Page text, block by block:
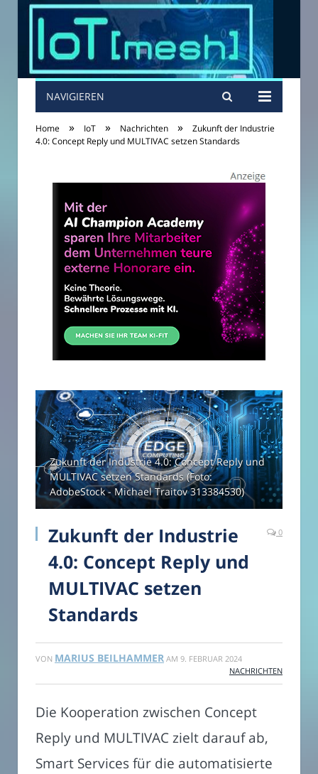
NAVIGIEREN
Home » IoT » Nachrichten »
Zukunft der Industrie
4.0: Concept Reply und MULTIVAC setzen Standards
Zukunft der Industrie 4.0: Concept Reply und
MULTIVAC setzen Standards (Foto:
AdobeStock - Michael Traitov 313384530)
Zukunft der Industrie
4.0: Concept Reply und
MULTIVAC setzen
Standards
0
VON MARIUS BEILHAMMER AM 9. FEBRUAR 2024
NACHRICHTEN
Die Kooperation zwischen Concept
Reply und MULTIVAC zielt darauf ab,
Smart Services für die automatisierte